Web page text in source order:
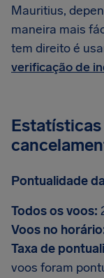
Mauritius,
maneira mais
tem direito é
verificação de
Pontualidade
Todos os voos:
Voos no
Taxa de
voos foram